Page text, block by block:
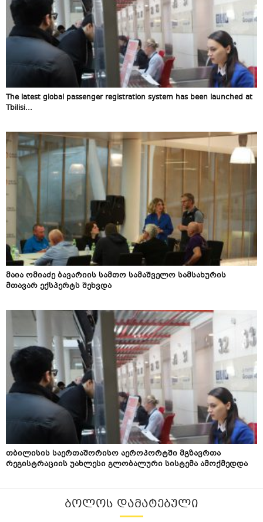
The latest global passenger registration system has been launched at
Tbilisi...
მაია ომიაძე ბავარიის სამთო სამაშველო სამსახურის
მთავარ ექსპერტს შეხვდა
თბილისის საერთაშორისო აეროპორტში მგზავრთა
რეგისტრაციის უახლესი გლობალური სისტემა ამოქმედდა
ᲑᲝᲚᲝᲡ ᲓᲐᲛᲐᲢᲔᲑᲣᲚᲘ